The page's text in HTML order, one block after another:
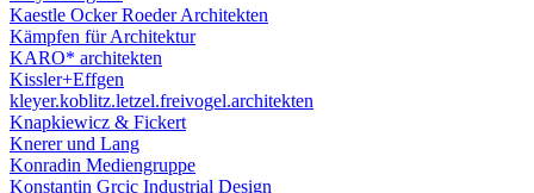
Kaestle Ocker Roeder Architekten
Kämpfen für Architektur
KARO* architekten
Kissler+Effgen
kleyer.koblitz.letzel.freivogel.architekten
Knapkiewicz & Fickert
Knerer und Lang
Konradin Mediengruppe
Konstantin Grcic Industrial Design